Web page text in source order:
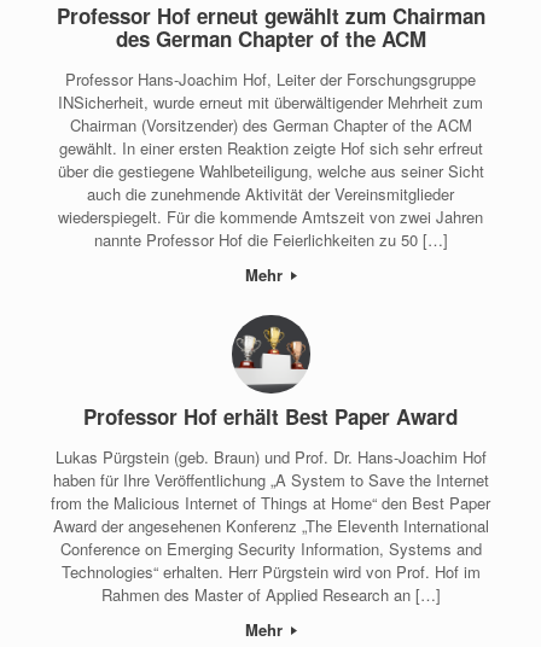
Professor Hof erneut gewählt zum Chairman
des German Chapter of the ACM
Professor Hans-Joachim Hof, Leiter der Forschungsgruppe
INSicherheit, wurde erneut mit überwältigender Mehrheit zum
Chairman (Vorsitzender) des German Chapter of the ACM
gewählt. In einer ersten Reaktion zeigte Hof sich sehr erfreut
über die gestiegene Wahlbeteiligung, welche aus seiner Sicht
auch die zunehmende Aktivität der Vereinsmitglieder
wiederspiegelt. Für die kommende Amtszeit von zwei Jahren
nannte Professor Hof die Feierlichkeiten zu 50 […]
Mehr
Professor Hof erhält Best Paper Award
Lukas Pürgstein (geb. Braun) und Prof. Dr. Hans-Joachim Hof
haben für Ihre Veröffentlichung „A System to Save the Internet
from the Malicious Internet of Things at Home“ den Best Paper
Award der angesehenen Konferenz „The Eleventh International
Conference on Emerging Security Information, Systems and
Technologies“ erhalten. Herr Pürgstein wird von Prof. Hof im
Rahmen des Master of Applied Research an […]
Mehr